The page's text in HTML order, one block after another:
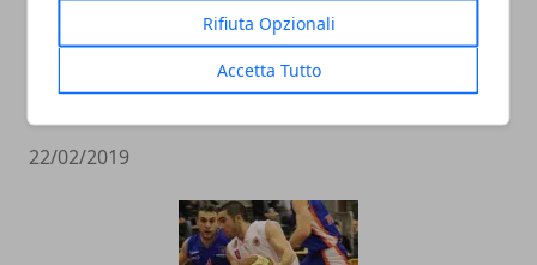
Rifiuta Opzionali
Accetta Tutto
L’Italbasket contro Ungheria e Lituania
alla conquista del pass per i Mondiali in
Cina
22/02/2019